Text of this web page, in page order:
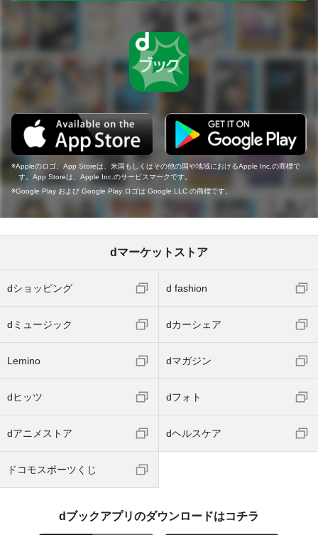
Appleのロゴ、App Storeは、米国もしくはその他の国や地域におけるApple Inc.の商標で
す。App Storeは、Apple Inc.のサービスマークです。
Google Play および Google Play ロゴは Google LLC の商標です。
dマーケットストア
dショッピング d fashion
dミュージック dカーシェア
Lemino dマガジン
dヒッツ dフォト
dアニメストア dヘルスケア
ドコモスポーツくじ
dブックアプリのダウンロードはコチラ